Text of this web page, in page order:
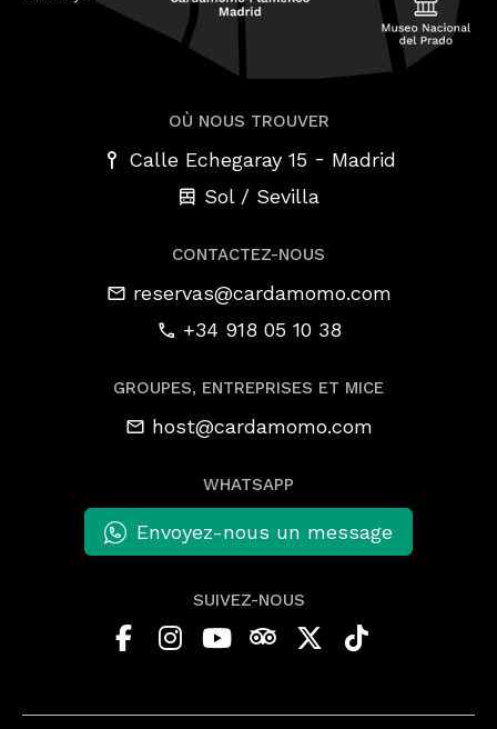
OÙ NOUS TROUVER
Calle Echegaray 15 - Madrid
Sol / Sevilla
CONTACTEZ-NOUS
reservas@cardamomo.com
+34 918 05 10 38
GROUPES, ENTREPRISES ET MICE
host@cardamomo.com
WHATSAPP
Envoyez-nous un message
SUIVEZ-NOUS